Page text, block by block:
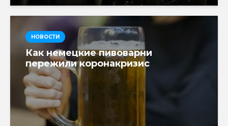
НОВОСТИ
Как немецкие пивоварни
пережили коронакризис